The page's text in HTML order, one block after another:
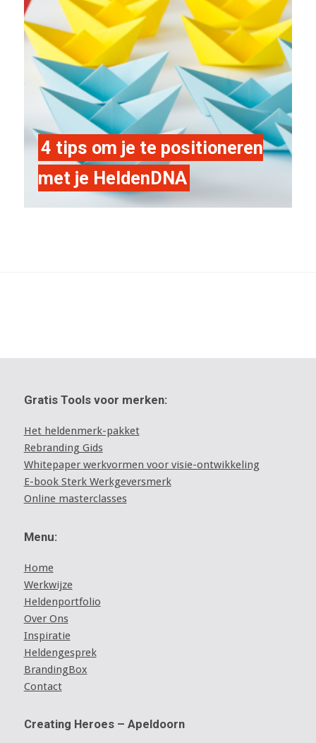
4 tips om je te positioneren
met je HeldenDNA
Gratis Tools voor merken:
Het heldenmerk-pakket
Rebranding Gids
Whitepaper werkvormen voor visie-ontwikkeling
E-book Sterk Werkgeversmerk
Online masterclasses
Menu:
Home
Werkwijze
Heldenportfolio
Over Ons
Inspiratie
Heldengesprek
BrandingBox
Contact
Creating Heroes – Apeldoorn